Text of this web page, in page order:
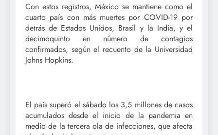
Con estos registros, México se mantiene como el
cuarto país con más muertes por COVID-19 por
detrás de Estados Unidos, Brasil y la India, y el
decimoquinto en número de contagios
confirmados, según el recuento de la Universidad
Johns Hopkins.
El país superó el sábado los 3,5 millones de casos
acumulados desde el inicio de la pandemia en
medio de la tercera ola de infecciones, que afecta